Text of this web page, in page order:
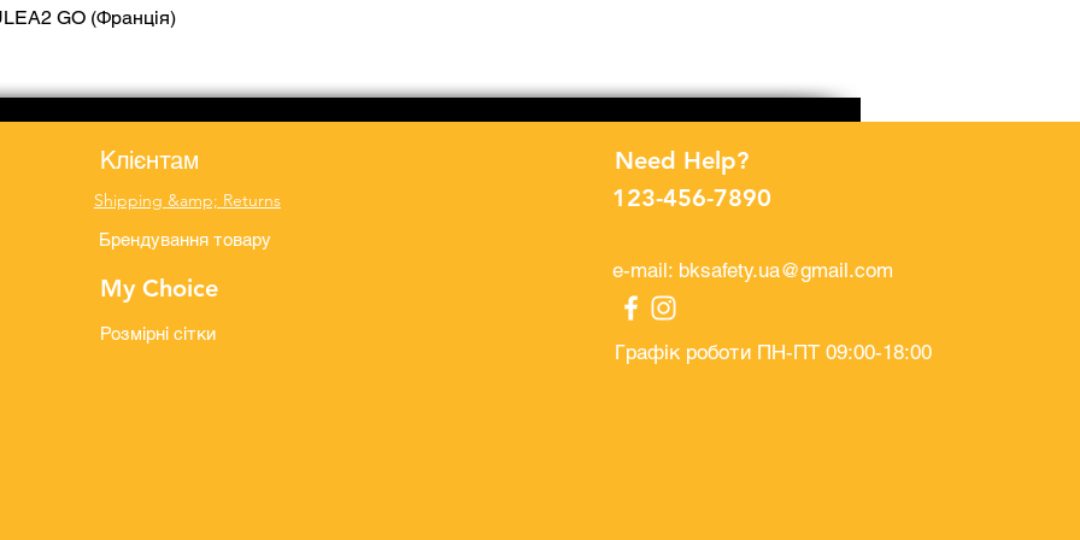
GO (Франція)
Клієнтам
Shipping &amp; Returns
Брендування товару
My Choice
Розмірні сітки
Need Help?
123-456-7890
e-mail: bksafety.ua@gmail.com
Графік роботи ПН-ПТ 09:00-18:00